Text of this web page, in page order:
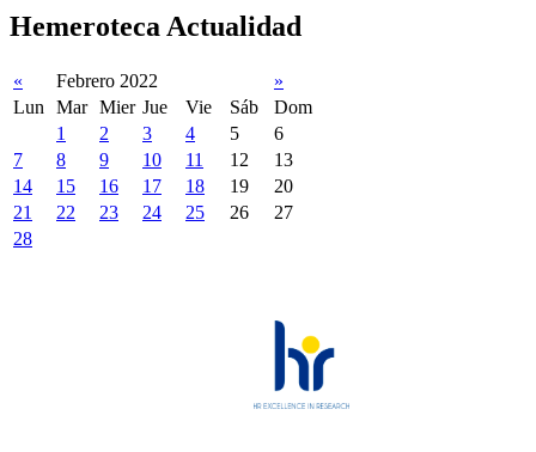
Hemeroteca Actualidad
« Febrero 2022
»
Lun
Mar Mier Jue Vie Sáb
Dom
1
2 3 4 5
6
7
8 9 10 11 12
13
14
15 16 17 18 19
20
21
22 23 24 25 26
27
28